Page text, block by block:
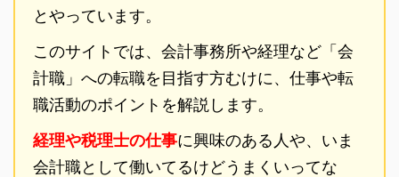
とやっています。
このサイトでは、会計事務所や経理など「会
計職」への転職を目指す方むけに、仕事や転
職活動のポイントを解説します。
経理や税理士の仕事に興味のある人や、いま
会計職として働いてるけどうまくいってな